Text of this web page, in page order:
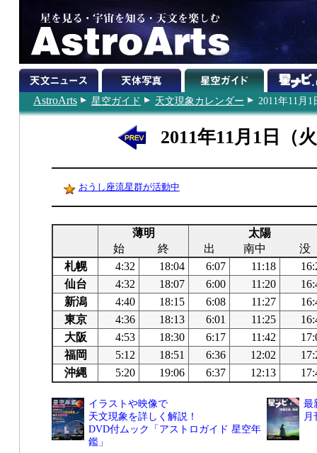
AstroArts 星空ガイド 天文現象カレンダー 2011年11月1
2011年11月1日（
おうし座流星群が活動中
薄明
太陽
始
終 出 南中
没
札幌
4:32 18:04 6:07 11:18
仙台
4:32 18:07 6:00 11:20
新潟
4:40 18:15 6:08 11:27
東京
4:36 18:13 6:01 11:25
大阪
4:53 18:30 6:17 11:42
福岡
5:12 18:51 6:36 12:02
沖縄
5:20 19:06 6:37 12:13
イラストや映像で
天文現象を詳しく解説！
DVD付ムック「アストロガイド 星空年
鑑」
最
月